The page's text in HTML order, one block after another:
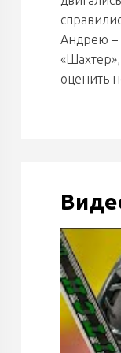
Андрею –
оценить